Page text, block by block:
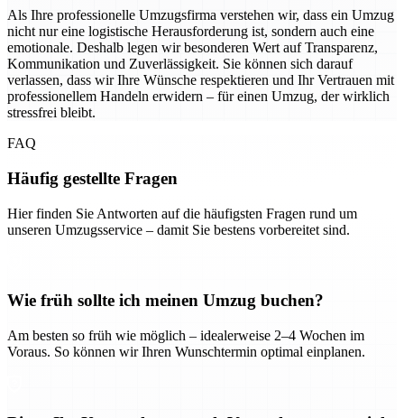
Als Ihre professionelle Umzugsfirma verstehen wir, dass ein Umzug
nicht nur eine logistische Herausforderung ist, sondern auch eine
emotionale. Deshalb legen wir besonderen Wert auf Transparenz,
Kommunikation und Zuverlässigkeit. Sie können sich darauf
verlassen, dass wir Ihre Wünsche respektieren und Ihr Vertrauen mit
professionellem Handeln erwidern – für einen Umzug, der wirklich
stressfrei bleibt.
FAQ
Häufig gestellte Fragen
Hier finden Sie Antworten auf die häufigsten Fragen rund um
unseren Umzugsservice – damit Sie bestens vorbereitet sind.
Wie früh sollte ich meinen Umzug buchen?
Am besten so früh wie möglich – idealerweise 2–4 Wochen im
Voraus. So können wir Ihren Wunschtermin optimal einplanen.